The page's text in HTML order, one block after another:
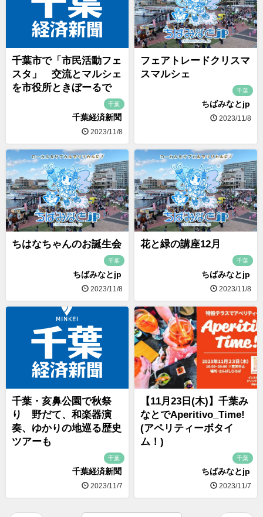
千葉市で「市民活動フェ
スタ」 交流とマルシェ
を市役所ときぼーるで
千葉
千葉経済新聞
2023/11/8
フェアトレードクリスマ
スマルシェ
千葉
ちばみなとjp
2023/11/8
ちはなちゃんのお誕生会
千葉
ちばみなとjp
2023/11/8
花と緑の講座12月
千葉
ちばみなとjp
2023/11/8
千葉・亥鼻公園で秋祭
り 野だて、和楽器演
奏、ゆかりの地巡る歴史
ツアーも
千葉
千葉経済新聞
2023/11/7
【11月23日(木)】千葉み
なとでAperitivo_Time!
(アペリティーボタイ
ム！)
千葉
ちばみなとjp
2023/11/7